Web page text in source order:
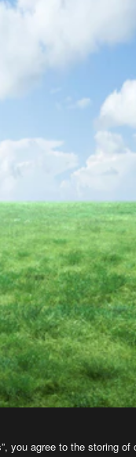
you agree to the storing